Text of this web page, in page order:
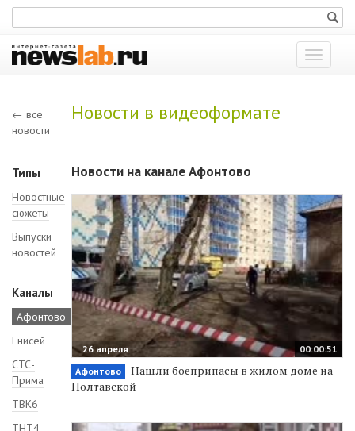
Показать
меню
← все
новости
Новости в видеоформате
Типы
Новостные
сюжеты
Выпуски
новостей
Каналы
Афонтово
Енисей
СТС-
Прима
ТВК6
ТНТ4-
Новости на канале Афонтово
00:00:51
26 апреля
Афонтово
Нашли боеприпасы в жилом доме на
Полтавской